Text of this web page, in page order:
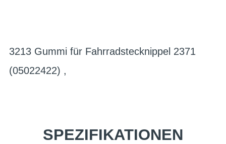
3213 Gummi für Fahrradstecknippel 2371
(05022422) ,
SPEZIFIKATIONEN